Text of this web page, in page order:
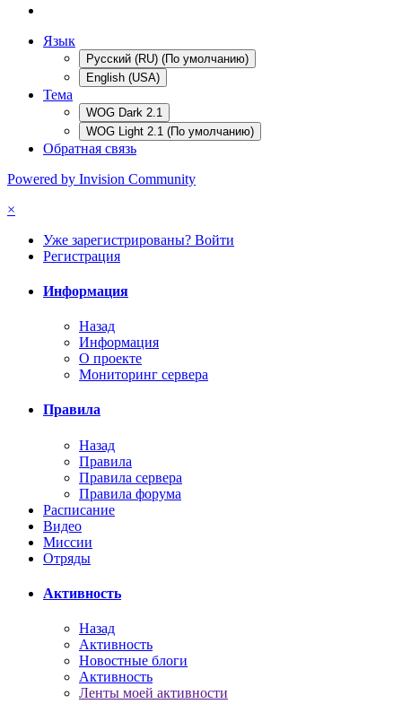
Язык
Русский (RU) (По умолчанию)
English (USA)
Тема
WOG Dark 2.1
WOG Light 2.1 (По умолчанию)
Обратная связь
Powered by Invision Community
×
Уже зарегистрированы? Войти
Регистрация
Информация
Назад
Информация
О проекте
Мониторинг сервера
Правила
Назад
Правила
Правила сервера
Правила форума
Расписание
Видео
Миссии
Отряды
Активность
Назад
Активность
Новостные блоги
Активность
Ленты моей активности